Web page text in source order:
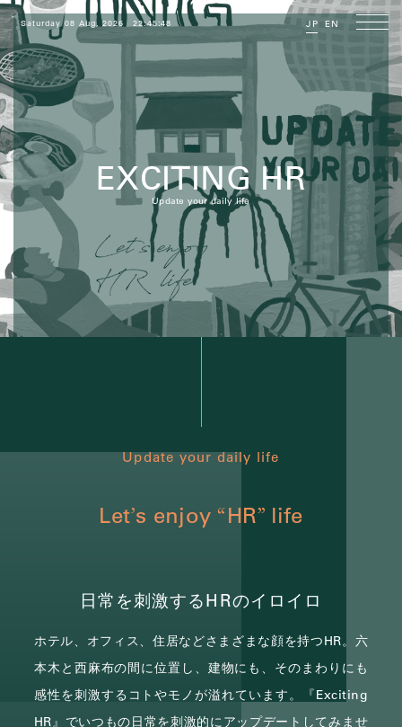
Saturday 08 Aug, 2026 22:45:49 JP EN
EXCITING HR
Update your daily life
Update your daily life
Let’s enjoy “HR” life
日常を刺激するHRのイロイロ
ホテル、オフィス、住居などさまざまな顔を持つHR。 六
本木と西麻布の間に位置し、建物にも、そのまわりにも
感性を刺激するコトやモノが溢れています。
『Exciting
HR』でいつもの日常を刺激的にアップデートしてみませ